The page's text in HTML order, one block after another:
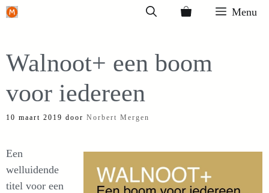
Ga
inhoud
Menu
Walnoot+ een boom
voor iedereen
10 maart 2019 door Norbert Mergen
Een
welluidende
titel voor een